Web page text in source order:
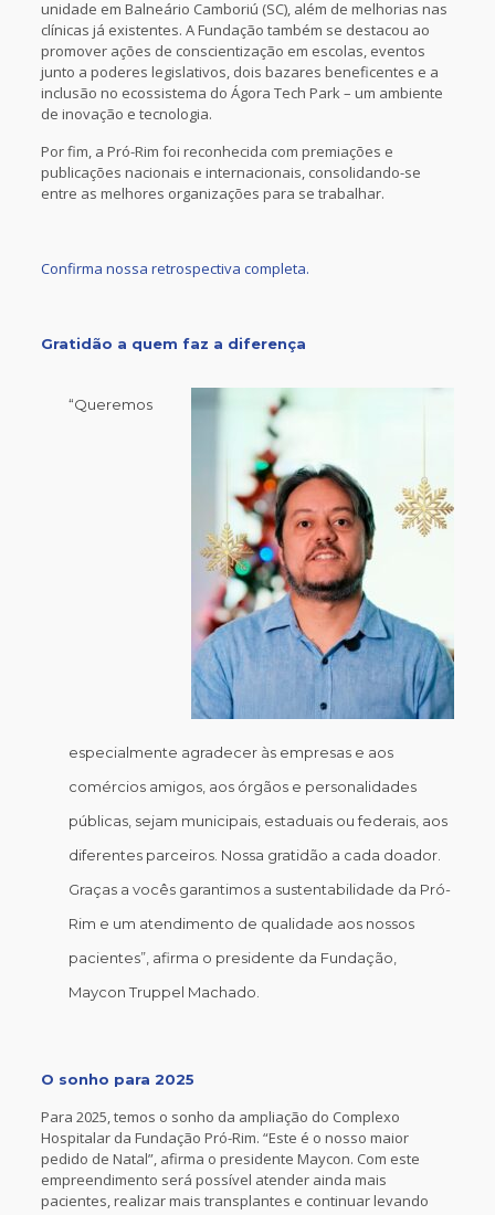
unidade em Balneário Camboriú (SC), além de melhorias nas
clínicas já existentes. A Fundação também se destacou ao
promover ações de conscientização em escolas, eventos
junto a poderes legislativos, dois bazares beneficentes e a
inclusão no ecossistema do Ágora Tech Park – um ambiente
de inovação e tecnologia.
Por fim, a Pró-Rim foi reconhecida com premiações e
publicações nacionais e internacionais, consolidando-se
entre as melhores organizações para se trabalhar.
Confirma nossa retrospectiva completa.
Gratidão a quem faz a diferença
“Queremos
especialmente agradecer às empresas e aos
comércios amigos, aos órgãos e personalidades
públicas, sejam municipais, estaduais ou federais, aos
diferentes parceiros. Nossa gratidão a cada doador.
Graças a vocês garantimos a sustentabilidade da Pró-
Rim e um atendimento de qualidade aos nossos
pacientes”, afirma o presidente da Fundação,
Maycon Truppel Machado.
O sonho para 2025
Para 2025, temos o sonho da ampliação do Complexo
Hospitalar da Fundação Pró-Rim. “Este é o nosso maior
pedido de Natal”, afirma o presidente Maycon. Com este
empreendimento será possível atender ainda mais
pacientes, realizar mais transplantes e continuar levando